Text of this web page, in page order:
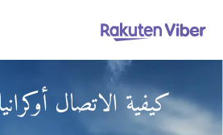
كيفية الاتصال